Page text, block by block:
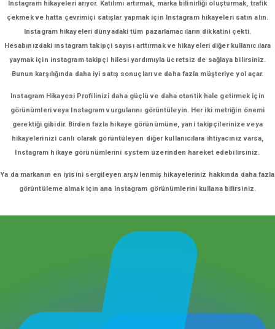
Instagram hikayeleri arıyor. Katılımı artırmak, marka bilinirliği oluşturmak, trafik
çekmek ve hatta çevrimiçi satışlar yapmak için Instagram hikayeleri satın alın.
Instagram hikayeleri dünyadaki tüm pazarlamacıların dikkatini çekti.
Hesabınızdaki ınstagram takipçi sayısı arttırmak ve hikayeleri diğer kullanıcılara
yaymak için instagram takipçi hilesi yardımıyla ücretsiz de sağlaya bilirsiniz.
Bunun karşılığında daha iyi satış sonuçları ve daha fazla müşteriye yol açar.
Instagram Hikayesi Profilinizi daha güçlü ve daha otantik hale getirmek için
görünümleri veya Instagram vurgularını görüntüleyin. Her iki metriğin önemi
gerektiği gibidir. Birden fazla hikaye görünümüne, yani takipçilerinize veya
hikayelerinizi canlı olarak görüntüleyen diğer kullanıcılara ihtiyacınız varsa,
Instagram hikaye görünümlerini system üzerinden hareket edebilirsiniz.
Ya da markanın en iyisini sergileyen arşivlenmiş hikayeleriniz hakkında daha fazla
görüntüleme almak için ana Instagram görünümlerini kullana bilirsiniz.